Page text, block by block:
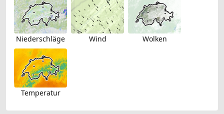
Niederschläge Wind Wolken
Temperatur